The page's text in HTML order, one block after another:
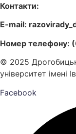
Контакти:
E-mail:
Номер телефону:
© 2025
університет імені
Facebook